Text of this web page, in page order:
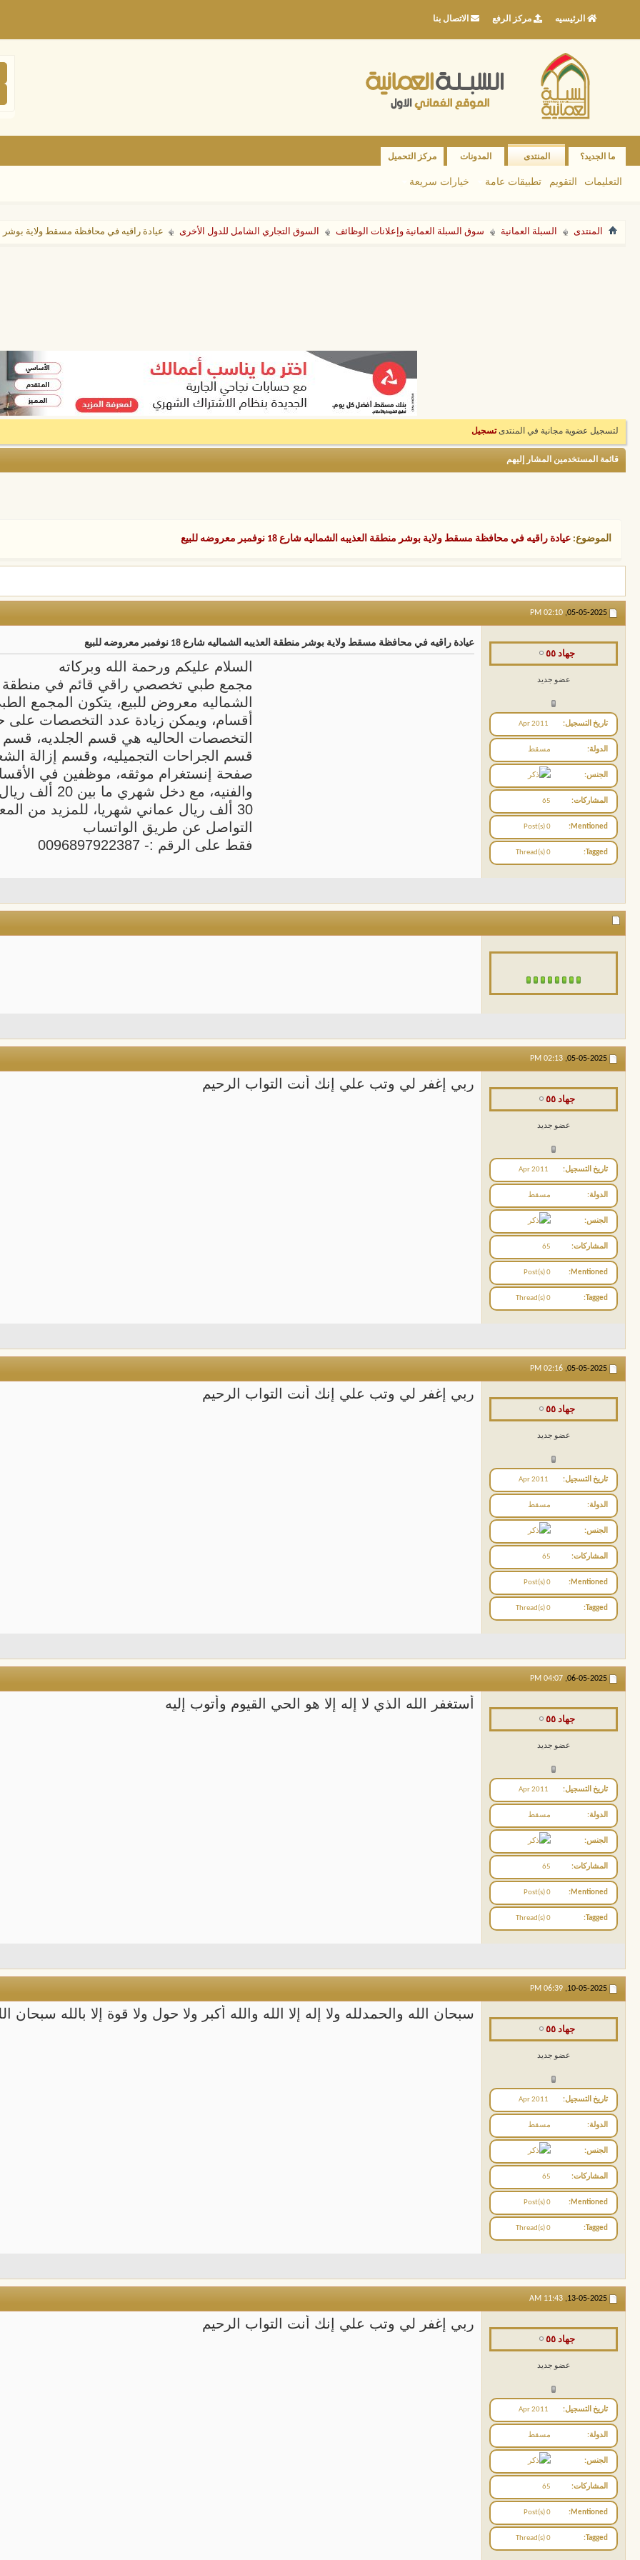
الرئيسيه مركز الرفع الاتصال بنا
ما الجديد؟ المنتدى
التعليمات التقويم تطبيقات عامة خيارات سريعة
المدونات مركز التحميل
المنتدى السبلة العمانية سوق السبلة العمانية وإعلانات الوظائف السوق التجاري الشامل للدول الأخرى عيادة راقيه في محافظة مسقط ولاية بوشر منطقة
لتسجيل عضوية مجانية في المنتدىتسجيل
قائمة المستخدمين المشار إليهم
الموضوع: عيادة راقيه في محافظة مسقط ولاية بوشر منطقة العذيبه الشماليه شارع 18 نوفمبر معروضه للبيع
05-05-2025,
02:10 PM
جهاد ٥٥
عضو جديد
تاريخ التسجيل Apr 2011
الدولة مسقط
الجنس
المشاركات 65
Mentioned
0 Post(s)
Tagged
0 Thread(s)
عيادة راقيه في محافظة مسقط ولاية بوشر منطقة العذيبه الشماليه شارع 18 نوفمبر معروضه للبيع
السلام عليكم ورحمة الله وبركاته
مجمع طبي تخصصي راقي قائم في منطقة
الشماليه معروض للبيع، يتكون المجمع
أقسام، ويمكن زيادة عدد التخصصات
التخصصات الحاليه هي قسم الجلديه، قسم
قسم الجراحات التجميليه، وقسم إزالة
صفحة إنستغرام موثقه، موظفين في
والفنيه، مع دخل
30 ألف ريال عماني شهريا، للمزيد من
التواصل عن طريق الواتساب
فقط على الرقم :- 0096897922387
05-05-2025,
02:13 PM
جهاد ٥٥
عضو جديد
تاريخ التسجيل Apr 2011
الدولة مسقط
الجنس
المشاركات 65
Mentioned
0 Post(s)
Tagged
0 Thread(s)
ربي إغفر لي وتب علي إنك أنت التواب الرحيم
05-05-2025,
02:16 PM
جهاد ٥٥
عضو جديد
تاريخ التسجيل Apr 2011
الدولة مسقط
الجنس
المشاركات 65
Mentioned
0 Post(s)
Tagged
0 Thread(s)
ربي إغفر لي وتب علي إنك أنت التواب الرحيم
06-05-2025,
04:07 PM
جهاد ٥٥
عضو جديد
تاريخ التسجيل Apr 2011
الدولة مسقط
الجنس
المشاركات 65
Mentioned
0 Post(s)
Tagged
0 Thread(s)
أستغفر الله الذي لا إله إلا هو الحي القيوم وأتوب إليه
10-05-2025,
06:39 PM
جهاد ٥٥
عضو جديد
تاريخ التسجيل Apr 2011
الدولة مسقط
الجنس
المشاركات 65
Mentioned
0 Post(s)
Tagged
0 Thread(s)
سبحان الله والحمدلله ولا إله إلا الله والله أكبر ولا حول ولا قوة إلا بالله
13-05-2025,
11:43 AM
جهاد ٥٥
عضو جديد
تاريخ التسجيل Apr 2011
الدولة مسقط
الجنس
المشاركات 65
Mentioned
0 Post(s)
Tagged
0 Thread(s)
ربي إغفر لي وتب علي إنك أنت التواب الرحيم